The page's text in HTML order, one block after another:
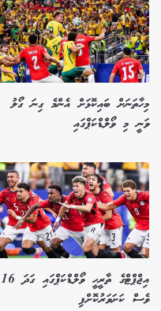
މިހާތަނަށް ބައިކޮޅަށް އެންމެ ގިނަ ގޯލު
ވަނީ މި ވޯލްޑްކަޕްގައި
އިޖްޕްޓްގެ ތާރީހީ ވޯލްޑްކަޕްގައި ގަދަ 16
ވެސް ކަށަވަރުކޮށްފި